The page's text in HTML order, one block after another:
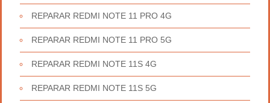
REPARAR REDMI NOTE 11 PRO 4G
REPARAR REDMI NOTE 11 PRO 5G
REPARAR REDMI NOTE 11S 4G
REPARAR REDMI NOTE 11S 5G